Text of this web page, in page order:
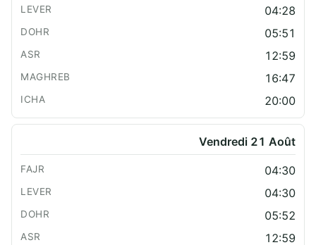
04:28
05:51
12:59
16:47
20:00
Vendredi 21 Août
04:30
04:30
05:52
12:59